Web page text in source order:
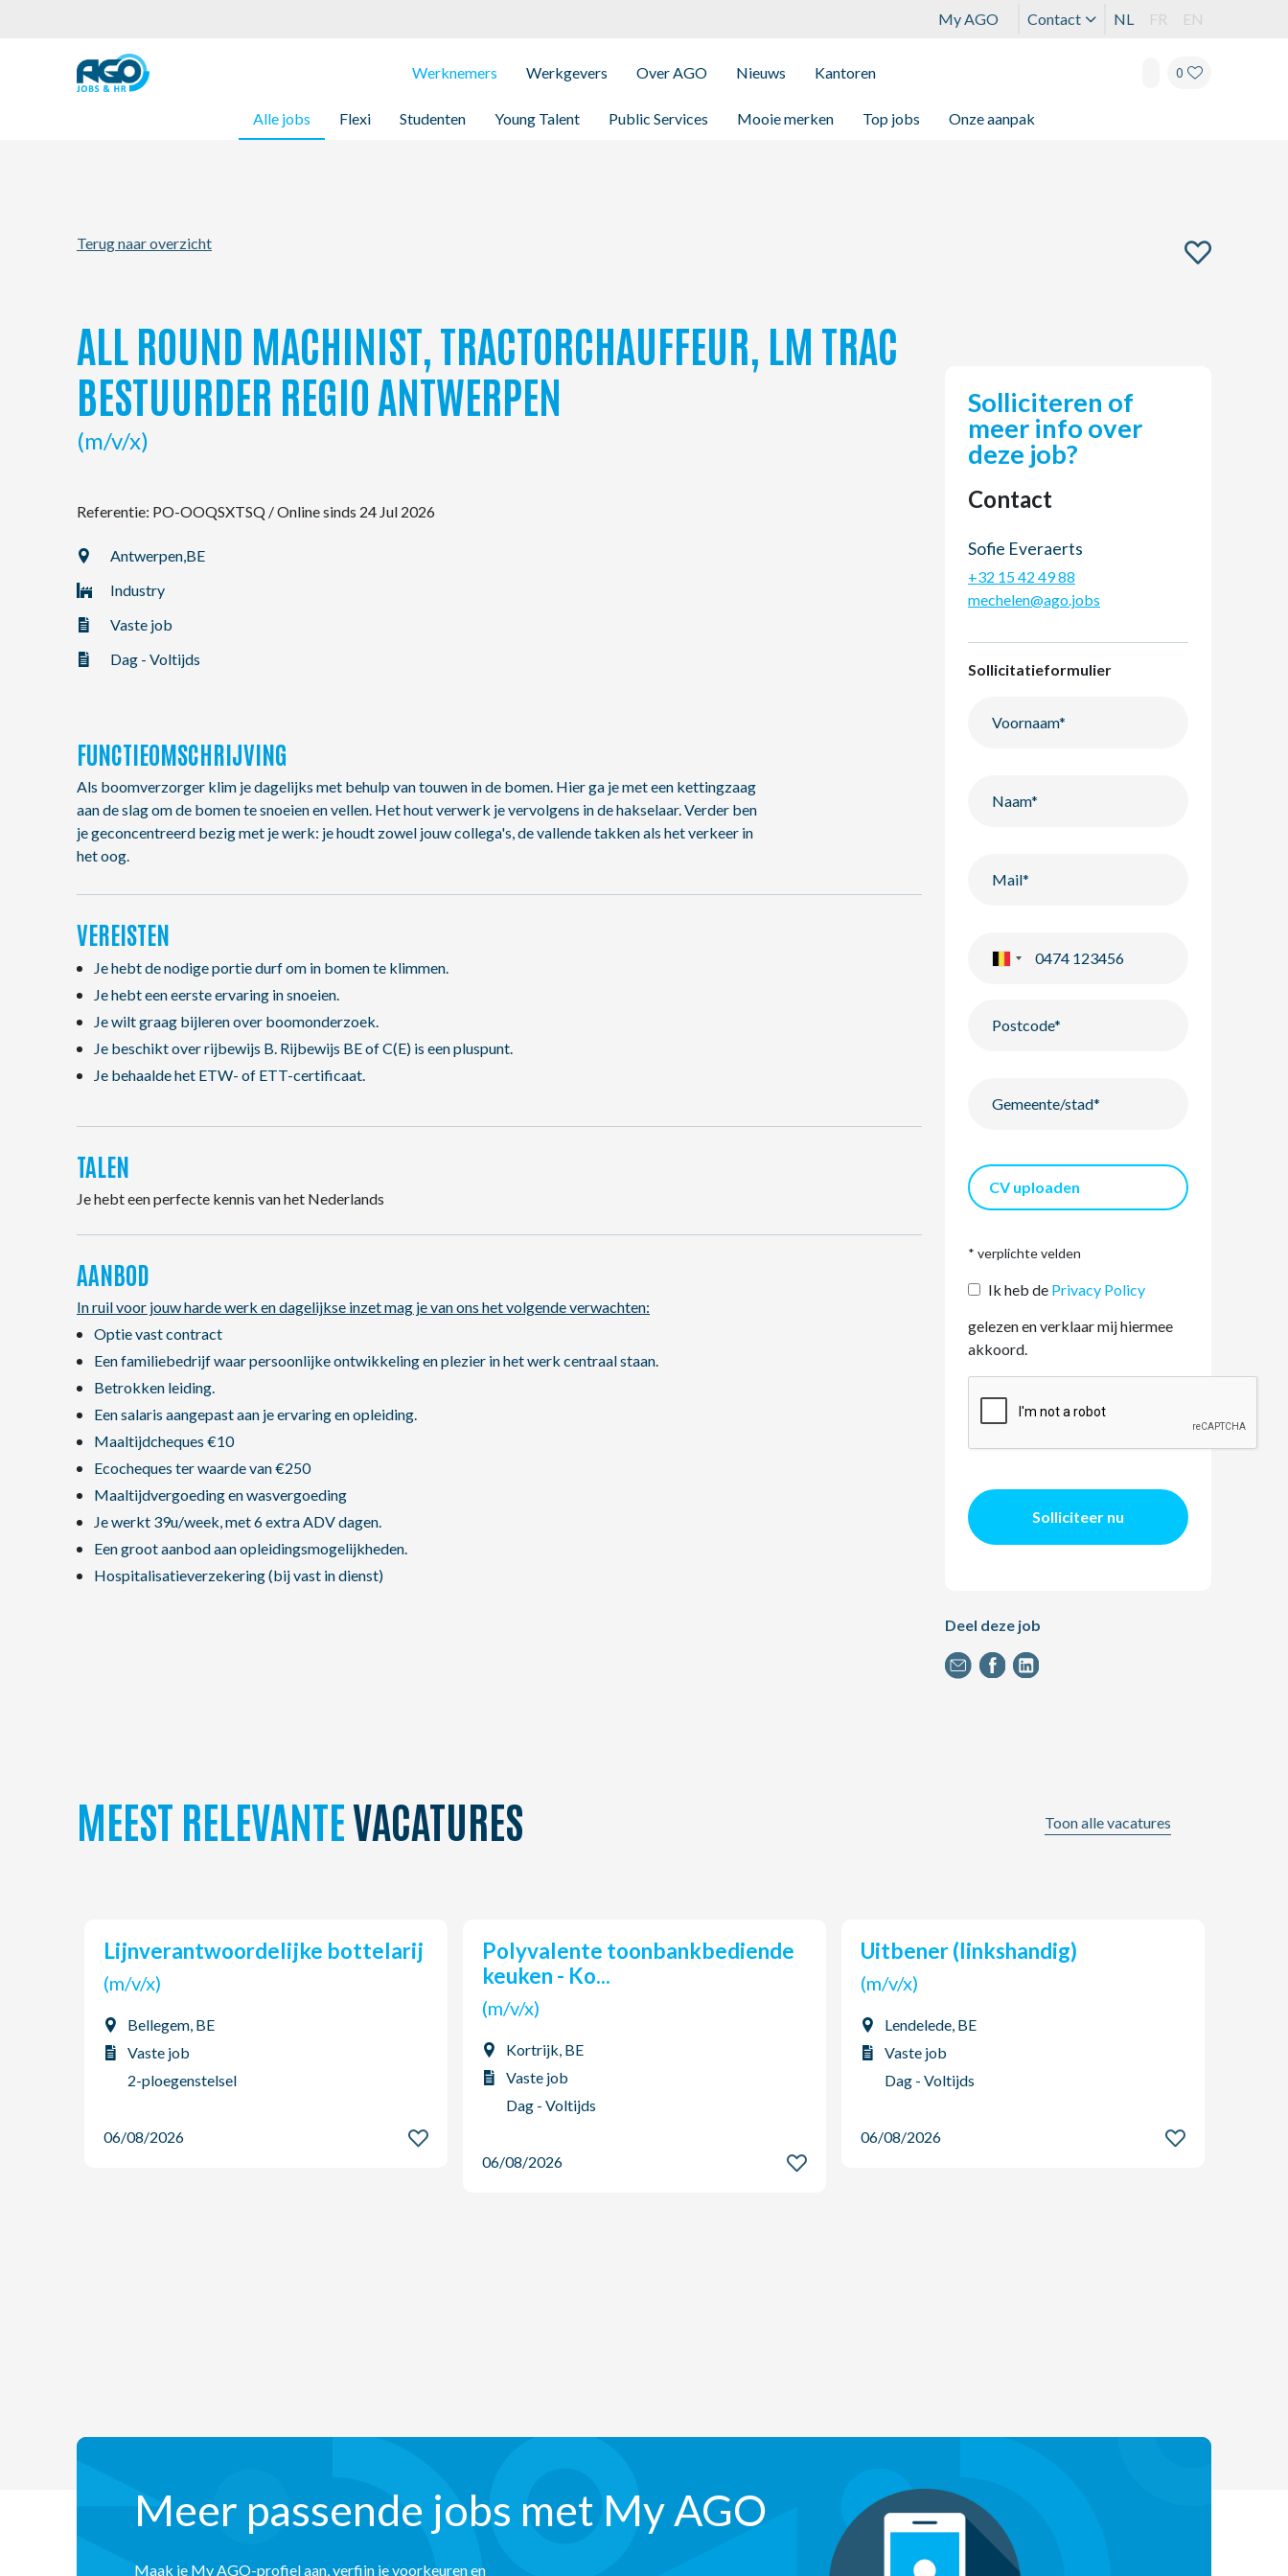
My AGO Contact NL FR EN
Werknemers
Alle jobs Flexi Studenten Young Talent Public Services Mooie merken Top jobs Onze aanpak
Werkgevers Over AGO Nieuws Kantoren 0
Werknemers
Kantoren
My AGO
Contact
Terug naar overzicht
ALL ROUND MACHINIST, TRACTORCHAUFFEUR, LM TRAC
BESTUURDER REGIO ANTWERPEN
(m/v/x)
Referentie: PO-OOQSXTSQ /Online sinds 24 Jul 2026
Antwerpen,BE
Industry
Vaste job
Dag - Voltijds
FUNCTIEOMSCHRIJVING
Als boomverzorger klim je dagelijks met behulp van touwen in de bomen. Hier ga je met een kettingzaag
aan de slag om de bomen te snoeien en vellen. Het hout verwerk je vervolgens in de hakselaar. Verder ben
je geconcentreerd bezig met je werk: je houdt zowel jouw collega's, de vallende takken als het verkeer in
het oog.
VEREISTEN
Je hebt de nodige portie durf om in bomen te klimmen.
Je hebt een eerste ervaring in snoeien.
Je wilt graag bijleren over boomonderzoek.
Je beschikt over rijbewijs B. Rijbewijs BE of C(E) is een pluspunt.
Je behaalde het ETW- of ETT-certificaat.
TALEN
Je hebt een perfecte kennis van het Nederlands
AANBOD
In ruil voor jouw harde werk en dagelijkse inzet mag je van ons het volgende verwachten:
Optie vast contract
Een familiebedrijf waar persoonlijke ontwikkeling en plezier in het werk centraal staan.
Betrokken leiding.
Een salaris aangepast aan je ervaring en opleiding.
Maaltijdcheques €10
Ecocheques ter waarde van €250
Maaltijdvergoeding en wasvergoeding
Je werkt 39u/week, met 6 extra ADV dagen.
Een groot aanbod aan opleidingsmogelijkheden.
Hospitalisatieverzekering (bij vast in dienst)
Solliciteren of
meer info over
deze job?
Contact
Sofie Everaerts
+32 15 42 49 88
mechelen@ago.jobs
Sollicitatieformulier
CV uploaden
* verplichte velden
Ik heb de Privacy Policy
gelezen en verklaar mij hiermee
akkoord.
Solliciteer nu
Deel deze job
MEEST RELEVANTEVACATURES Toon alle vacatures
Lijnverantwoordelijke bottelarij
(m/v/x)
Bellegem, BE
Vaste job
2-ploegenstelsel
06/08/2026
Polyvalente toonbankbediende
keuken - Ko...
(m/v/x)
Kortrijk, BE
Vaste job
Dag - Voltijds
06/08/2026
Uitbener (linkshandig)
(m/v/x)
Lendelede, BE
Vaste job
Dag - Voltijds
06/08/2026
Meer passende jobs met My AGO
Maak je My AGO-profiel aan, verfijn je voorkeuren en